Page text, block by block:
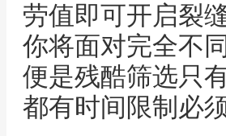
劳值即可开启裂
你将面对完全不
便是残酷筛选只
都有时间限制必